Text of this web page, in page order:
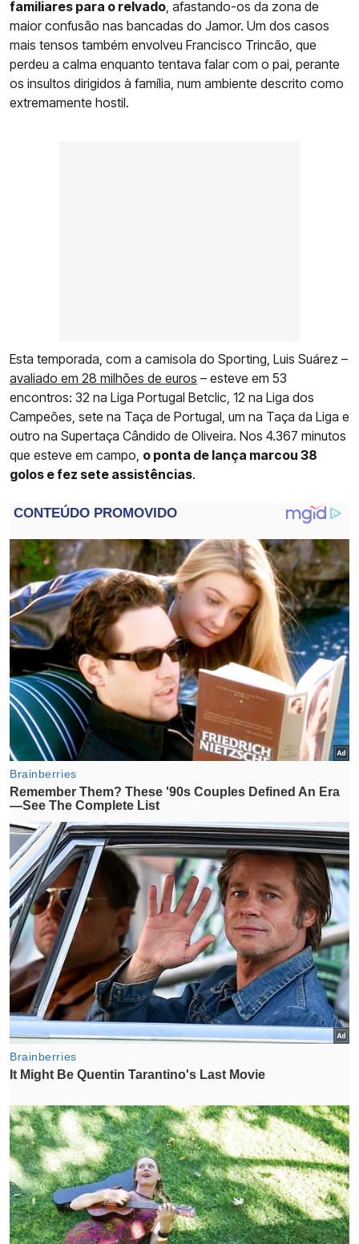
familiares para o relvado, afastando-os da zona de
maior confusão nas bancadas do Jamor. Um dos casos
mais tensos também envolveu Francisco Trincão, que
perdeu a calma enquanto tentava falar com o pai, perante
os insultos dirigidos à família, num ambiente descrito como
extremamente hostil.
Esta temporada, com a camisola do Sporting, Luis Suárez –
avaliado em 28 milhões de euros – esteve em 53
encontros: 32 na Liga Portugal Betclic, 12 na Liga dos
Campeões, sete na Taça de Portugal, um na Taça da Liga e
outro na Supertaça Cândido de Oliveira. Nos 4.367 minutos
que esteve em campo, o ponta de lança marcou 38
golos e fez sete assistências.